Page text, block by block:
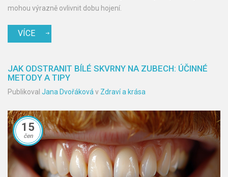
mohou výrazně ovlivnit dobu hojení.
VÍCE
JAK ODSTRANIT BÍLÉ SKVRNY NA ZUBECH: ÚČINNÉ
METODY A TIPY
Publikoval Jana Dvořáková v Zdraví a krása
15
čen